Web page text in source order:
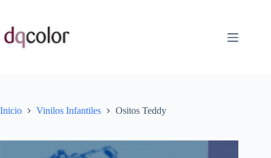
contenido
Inicio Vinilos Infantiles Ositos Teddy